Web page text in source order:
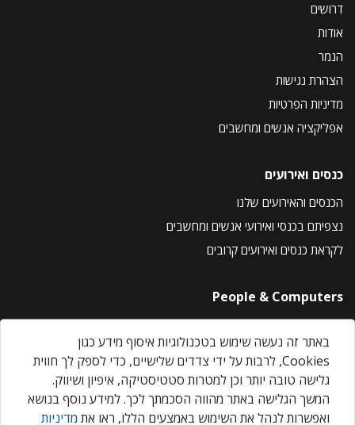
דרושים
אודות
הנמר
הצהרת נגישות
מדיניות הפרטיות
אפליקציה אנשים ומחשבים
כנסים ואירועים
הכנסים והאירועים שלנו
נצפיתם בכנסי ואירועי אנשים ומחשבים
לקראת כנסים ואירועים קרובים
People & Computers
About Us
Privacy Policy
Contact Us
Our Events
באתר זה נעשה שימוש בטכנולוגיות איסוף מידע כגון
Cookies, לרבות על ידי צדדים שלישיים, כדי לספק לך חווית
גלישה טובה יותר וכן למטרות סטטיסטיקה, איפיון ושיווק.
המשך הגלישה באתר מהווה הסכמתך לכך. למידע נוסף בנושא
ואפשרות לנהל את השימוש באמצעים הללו, ראו את מדיניות